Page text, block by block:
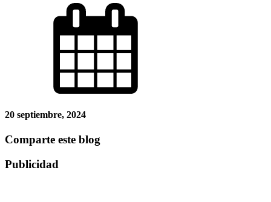
20 septiembre, 2024
Comparte este blog
Publicidad